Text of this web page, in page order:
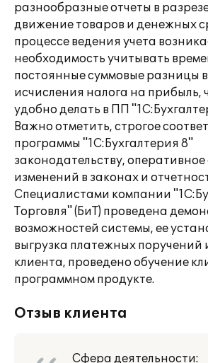
разнообразные отчеты в
движение товаров и денежных
процессе ведения учета
необходимость учитывать
постоянные суммовые разницы
исчисления налога на прибыль,
удобно делать в ПП
Важно отметить, строгое
программы "1С:Бухгалтерия 8"
законодательству,
изменений в законах и
Специалистами компании
Торговля" (БиТ) проведена
возможностей системы, ее
выгрузка платежных поручений
клиента, проведено обучение
программном продукте.
Отзыв клиента
Сфера деятельности: